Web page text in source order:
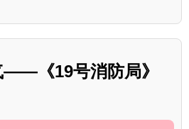
——《19号消防局》